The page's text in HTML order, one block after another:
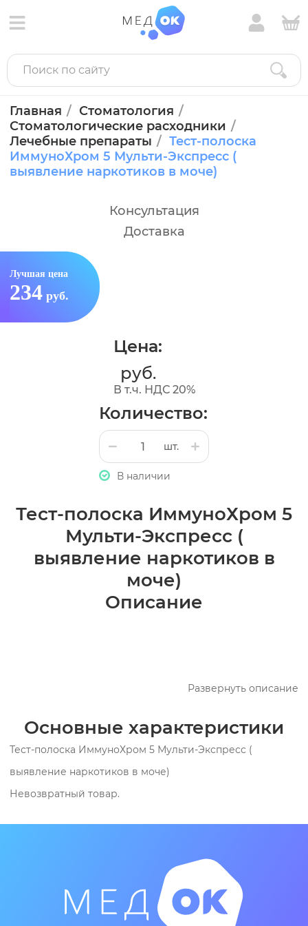
Главная
Стоматология
Стоматологические расходники
Лечебные препараты
Тест-полоска
ИммуноХром 5 Мульти-Экспресс (
выявление наркотиков в моче)
Тест-полоска ИммуноХром 5
Мульти-Экспресс (
выявление наркотиков в
моче)
Описание
Развернуть описание
Основные характеристики
Тест-полоска ИммуноХром 5 Мульти-Экспресс (
выявление наркотиков в моче)
Невозвратный товар.
Лучшая цена
234 руб.
Цена:
руб.
В т.ч. НДС 20%
Количество:
шт.
В наличии
Консультация
Доставка